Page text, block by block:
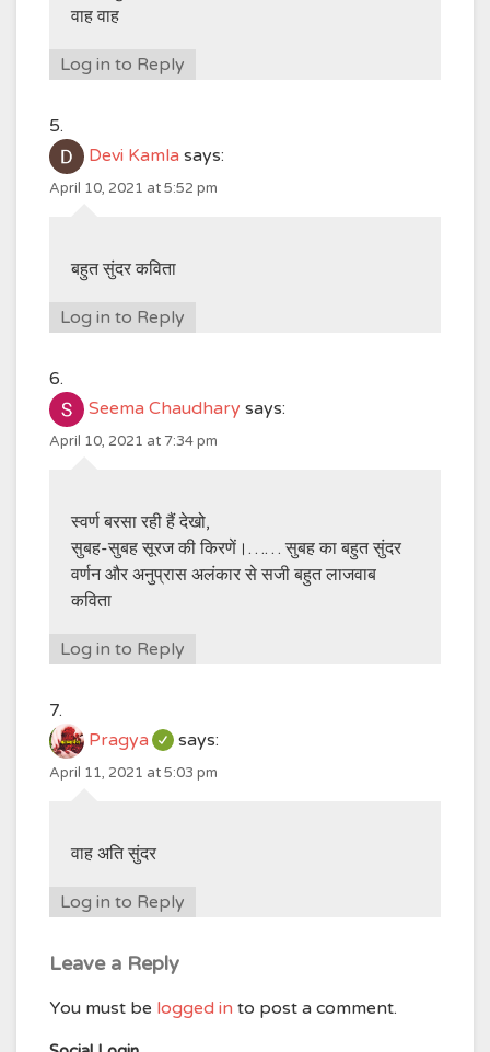
वाह वाह
Log in to Reply
Devi Kamla says:
April 10, 2021 at 5:52 pm
बहुत सुंदर कविता
Log in to Reply
Seema Chaudhary says:
April 10, 2021 at 7:34 pm
स्वर्ण बरसा रही हैं देखो,
सुबह-सुबह सूरज की किरणें।…… सुबह का बहुत सुंदर
वर्णन और अनुप्रास अलंकार से सजी बहुत लाजवाब
कविता
Log in to Reply
Pragya says:
April 11, 2021 at 5:03 pm
वाह अति सुंदर
Log in to Reply
Leave a Reply
You must be logged in to post a comment.